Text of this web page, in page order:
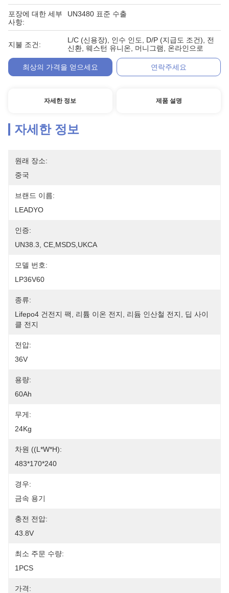
포장에 대한 세부
사항:
UN3480 표준 수출
지불 조건:
L/C (신용장), 인수 인도, D/P (지급도 조건), 전
신환, 웨스턴 유니온, 머니그램, 온라인으로
최상의 가격을 얻으세요 연락주세요
자세한 정보 제품 설명
자세한 정보
원래 장소:
중국
브랜드 이름:
LEADYO
인증:
UN38.3, CE,MSDS,UKCA
모델 번호:
LP36V60
종류:
Lifepo4 건전지 팩, 리튬 이온 전지, 리듐 인산철 전지, 딥 사이
클 전지
전압:
36V
용량:
60Ah
무게:
24Kg
차원 ((L*W*H):
483*170*240
경우:
금속 용기
충전 전압:
43.8V
최소 주문 수량:
1PCS
가격: